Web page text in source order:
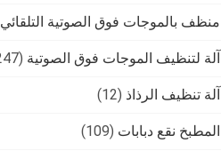
منظف ​​بالموجات فوق الصوتية التلقائي
آلة لتنظيف الموجات فوق الصوتية (247)
آلة تنظيف الرذاذ (12)
المطبخ نقع دبابات (109)